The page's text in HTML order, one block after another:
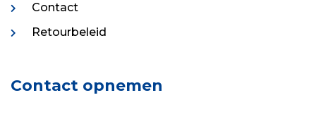
Contact
Retourbeleid
Contact opnemen